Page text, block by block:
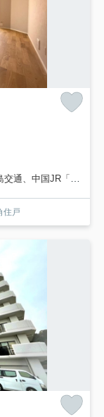
「千足」バス停下車 徒歩7分
住戸